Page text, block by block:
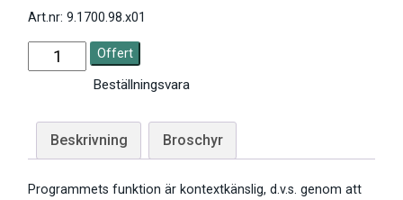
Art.nr: 9.1700.98.x01
Offert
Beställningsvara
Beskrivning Broschyr
Programmets funktion är kontextkänslig, d.v.s. genom att